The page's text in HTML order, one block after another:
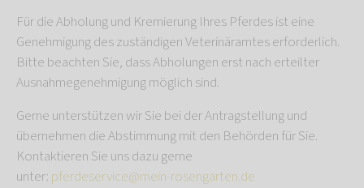
Für die Abholung und Kremierung Ihres Pferdes ist eine
Genehmigung des zuständigen Veterinäramtes erforderlich.
Bitte beachten Sie, dass Abholungen erst nach erteilter
Ausnahmegenehmigung möglich sind.
Gerne unterstützen wir Sie bei der Antragstellung und
übernehmen die Abstimmung mit den Behörden für Sie.
Kontaktieren Sie uns dazu gerne
unter: pferdeservice@mein-rosengarten.de